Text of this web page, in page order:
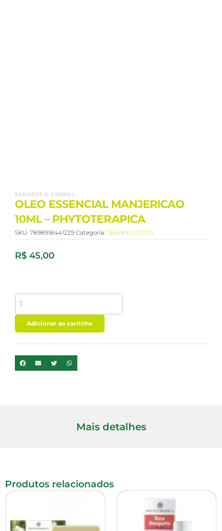
SABORES A GRANEL
OLEO ESSENCIAL MANJERICAO
10ML – PHYTOTERAPICA
SKU: 7898918441229 Categoria: TERAPEUTICOS
R$ 45,00
ESSENCIAL
MANJERICAO
10ML
-
quantidade
Adicionar ao carrinho
Mais detalhes
Produtos relacionados